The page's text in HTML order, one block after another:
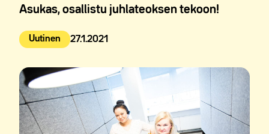
Asukas, osallistu juhlateoksen tekoon!
Uutinen
Julkaistu: 27.1.2021